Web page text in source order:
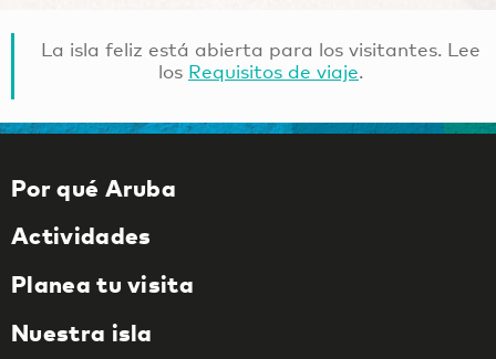
La isla feliz está abierta para los visitantes. Lee
los Requisitos de viaje.
Por qué Aruba
Actividades
Planea tu visita
Nuestra isla